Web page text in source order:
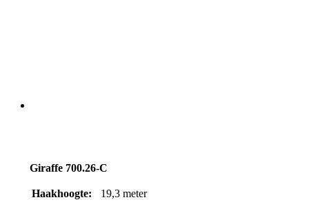
Giraffe 700.26-C
Haakhoogte: 19,3 meter